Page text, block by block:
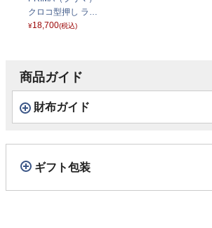
クロコ型押し ラウ
ンドファスナーロ
¥18,700(税込)
商品ガイド
財布ガイド
ギフト包装